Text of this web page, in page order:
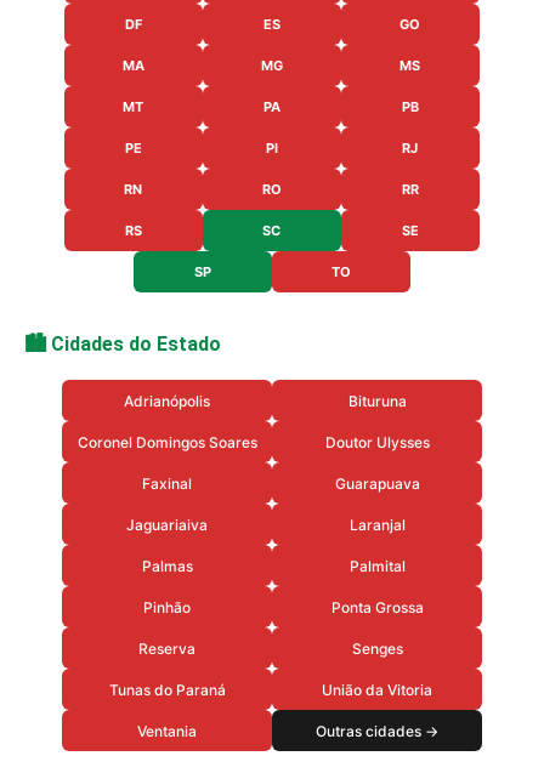
DF ES GO
MA MG MS
MT PA PB
PE PI RJ
RN RO RR
RS SC SE
SP TO
🏙️ Cidades do Estado
Adrianópolis Bituruna
Coronel Domingos Soares Doutor Ulysses
Faxinal Guarapuava
Jaguariaiva Laranjal
Palmas Palmital
Pinhão Ponta Grossa
Reserva Senges
Tunas do Paraná União da Vitoria
Ventania Outras cidades →